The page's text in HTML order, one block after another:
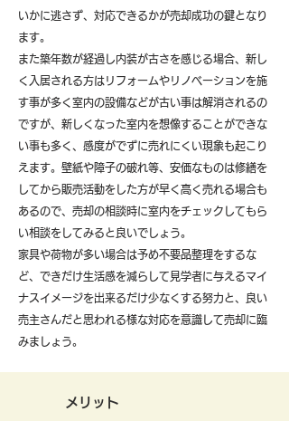
いかに逃さず、対応できるかが売却成功の鍵となり
ます。
また築年数が経過し内装が古さを感じる場合、新し
く入居される方はリフォームやリノベーションを施
す事が多く室内の設備などが古い事は解消されるの
ですが、新しくなった室内を想像することができな
い事も多く、感度がでずに売れにくい現象も起こり
えます。壁紙や障子の破れ等、安価なものは修繕を
してから販売活動をした方が早く高く売れる場合も
あるので、売却の相談時に室内をチェックしてもら
い相談をしてみると良いでしょう。
​家具や荷物が多い場合は予め不要品整理をするな
ど、できだけ生活感を減らして見学者に与えるマイ
ナスイメージを出来るだけ少なくする努力と、良い
売主さんだと思われる様な対応を意識して売却に臨
みましょう。
メリット